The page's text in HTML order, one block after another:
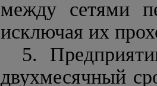
между сетями
исключая их
5.
двухмесячный